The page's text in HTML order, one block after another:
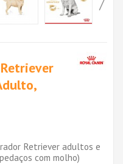
Retriever adultos e
com molho)